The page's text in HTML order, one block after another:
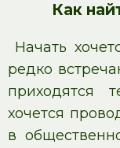
Как
Начать
редко
приходятся
хочется
в